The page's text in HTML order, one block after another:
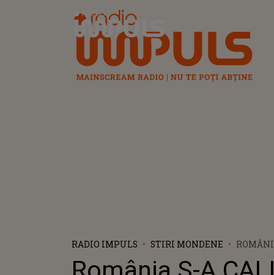
Radio Impuls
RADIO IMPULS STIRI MONDENE